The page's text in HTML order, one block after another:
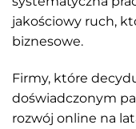
jakościowy ruch,
biznesowe.
Firmy, które
doświadczonym
rozwój online na